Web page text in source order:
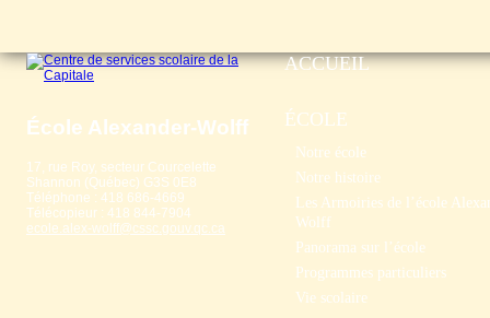
École Alexander-Wolff
17, rue Roy, secteur Courcelette
Shannon (Québec) G3S 0E8
Téléphone : 418 686-4669
Télécopieur : 418 844-7904
ecole.alex-wolff@cssc.gouv.qc.ca
ACCUEIL
ÉCOLE
Notre école
Notre histoire
Les Armoiries de l’école
Wolff
Panorama sur l’école
Programmes particuliers
Vie scolaire